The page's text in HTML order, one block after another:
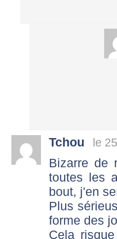
Tchou le
Bizarre de
toutes les
bout, j'en
Plus
forme des
Cela